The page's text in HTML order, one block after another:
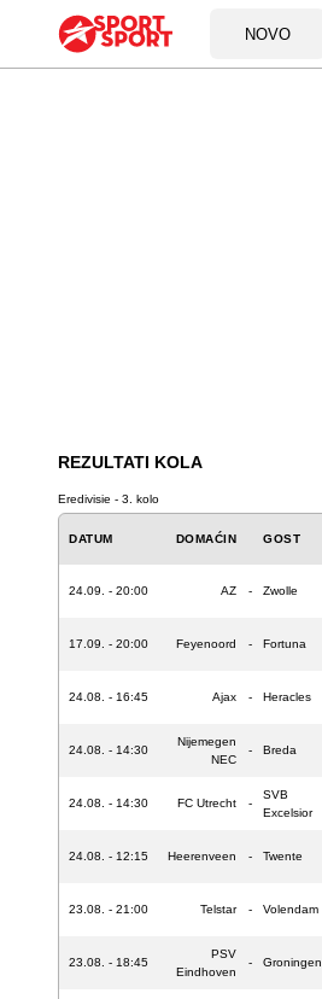
NOVO
REZULTATI KOLA
Eredivisie - 3. kolo
DATUM DOMAĆIN GOST
24.09. - 20:00 AZ - Zwolle
17.09. - 20:00 Feyenoord - Fortuna
24.08. - 16:45 Ajax - Heracles
24.08. - 14:30
Nijemegen
NEC
- Breda
24.08. - 14:30 FC Utrecht -
SVB
Excelsior
24.08. - 12:15 Heerenveen - Twente
23.08. - 21:00 Telstar - Volendam
23.08. - 18:45
PSV
Eindhoven
- Groningen